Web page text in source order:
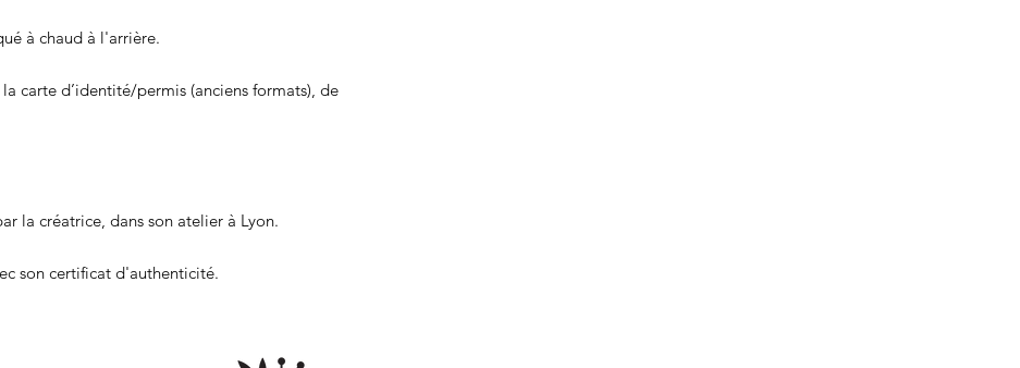
à chaud à l'arrière.
carte d’identité/permis (anciens formats), de
la créatrice, dans son atelier à Lyon.
son certificat d'authenticité.